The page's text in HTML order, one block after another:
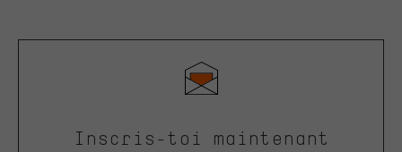
Inscris-toi maintenant